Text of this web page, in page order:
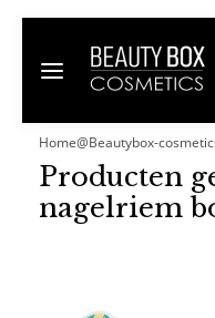
Home@Beautybox-
Producten
nagelriem